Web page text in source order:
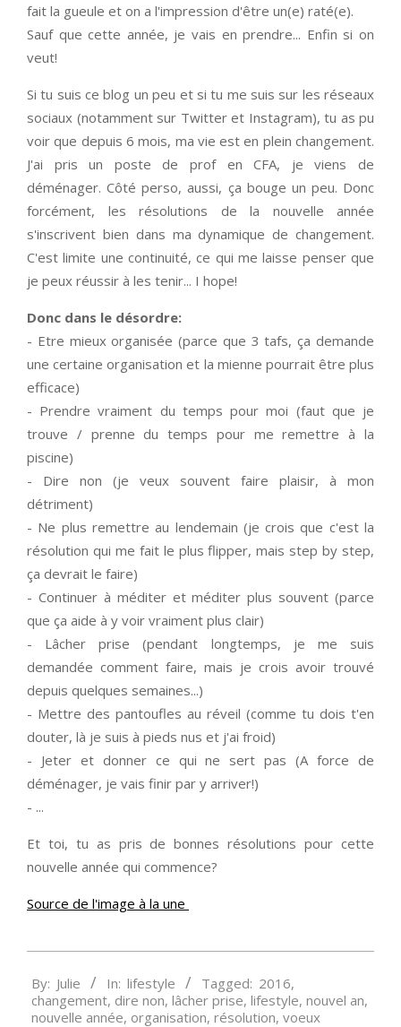
fait la gueule et on a l'impression d'être un(e) raté(e).
Sauf que cette année, je vais en prendre... Enfin si on
veut!
Si tu suis ce blog un peu et si tu me suis sur les réseaux
sociaux (notamment sur Twitter et Instagram), tu as pu
voir que depuis 6 mois, ma vie est en plein changement.
J'ai pris un poste de prof en CFA, je viens de
déménager. Côté perso, aussi, ça bouge un peu. Donc
forcément, les résolutions de la nouvelle année
s'inscrivent bien dans ma dynamique de changement.
C'est limite une continuité, ce qui me laisse penser que
je peux réussir à les tenir... I hope!
Donc dans le désordre:
- Etre mieux organisée (parce que 3 tafs, ça demande
une certaine organisation et la mienne pourrait être plus
efficace)
- Prendre vraiment du temps pour moi (faut que je
trouve / prenne du temps pour me remettre à la
piscine)
- Dire non (je veux souvent faire plaisir, à mon
détriment)
- Ne plus remettre au lendemain (je crois que c'est la
résolution qui me fait le plus flipper, mais step by step,
ça devrait le faire)
- Continuer à méditer et méditer plus souvent (parce
que ça aide à y voir vraiment plus clair)
- Lâcher prise (pendant longtemps, je me suis
demandée comment faire, mais je crois avoir trouvé
depuis quelques semaines...)
- Mettre des pantoufles au réveil (comme tu dois t'en
douter, là je suis à pieds nus et j'ai froid)
- Jeter et donner ce qui ne sert pas (A force de
déménager, je vais finir par y arriver!)
- ...
Et toi, tu as pris de bonnes résolutions pour cette
nouvelle année qui commence?
Source de l'image à la une
01-
04
By: Julie In: lifestyle Tagged: 2016,
changement, dire non, lâcher prise, lifestyle, nouvel an,
nouvelle année, organisation, résolution, voeux